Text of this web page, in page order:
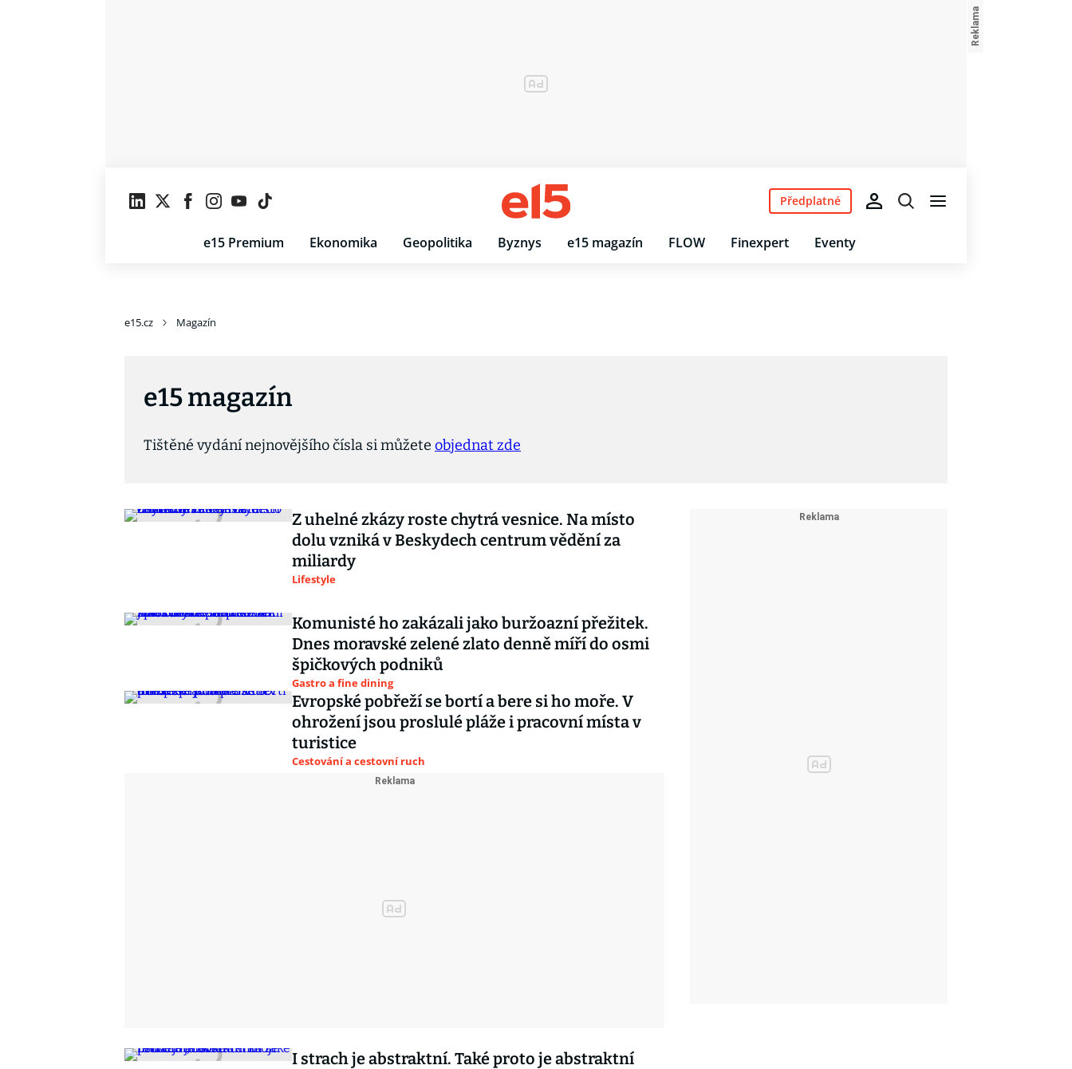
e15 Premium Ekonomika Geopolitika Byznys e15 magazín FLOW Finexpert Eventy
Předplatné
e15.cz Magazín
e15 magazín
Tištěné vydání nejnovějšího čísla si můžete objednat zde
Z uhelné zkázy roste chytrá vesnice. Na místo
dolu vzniká v Beskydech centrum vědění za
miliardy
Lifestyle
Komunisté ho zakázali jako buržoazní přežitek.
Dnes moravské zelené zlato denně míří do osmi
špičkových podniků
Gastro a fine dining
Evropské pobřeží se bortí a bere si ho moře. V
ohrožení jsou proslulé pláže i pracovní místa v
turistice
Cestování a cestovní ruch
I strach je abstraktní. Také proto je abstraktní